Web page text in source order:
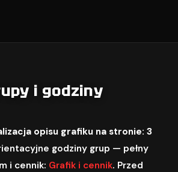
i godziny
opisu grafiku na stronie: 3
godziny grup — pełny
i cennik: Grafik i cennik. Przed